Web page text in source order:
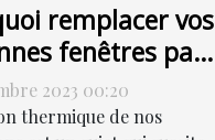
remplacer vos
fenêtres par
PVC peut
à la
2023 00:20
thermique de nos